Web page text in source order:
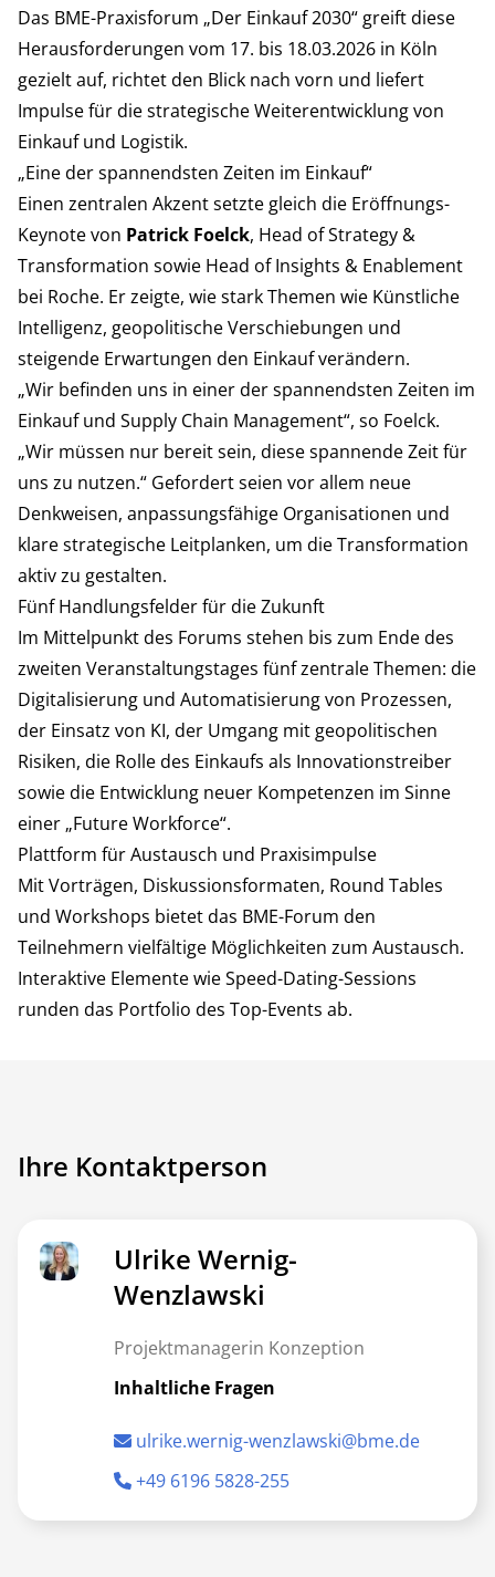
Das BME-Praxisforum „Der Einkauf 2030“ greift diese
Herausforderungen vom 17. bis 18.03.2026 in Köln
gezielt auf, richtet den Blick nach vorn und liefert
Impulse für die strategische Weiterentwicklung von
Einkauf und Logistik.
„Eine der spannendsten Zeiten im Einkauf“
Einen zentralen Akzent setzte gleich die Eröffnungs-
Keynote von Patrick Foelck, Head of Strategy &
Transformation sowie Head of Insights & Enablement
bei Roche. Er zeigte, wie stark Themen wie Künstliche
Intelligenz, geopolitische Verschiebungen und
steigende Erwartungen den Einkauf verändern.
„Wir befinden uns in einer der spannendsten Zeiten im
Einkauf und Supply Chain Management“, so Foelck.
„Wir müssen nur bereit sein, diese spannende Zeit für
uns zu nutzen.“ Gefordert seien vor allem neue
Denkweisen, anpassungsfähige Organisationen und
klare strategische Leitplanken, um die Transformation
aktiv zu gestalten.
Fünf Handlungsfelder für die Zukunft
Im Mittelpunkt des Forums stehen bis zum Ende des
zweiten Veranstaltungstages fünf zentrale Themen: die
Digitalisierung und Automatisierung von Prozessen,
der Einsatz von KI, der Umgang mit geopolitischen
Risiken, die Rolle des Einkaufs als Innovationstreiber
sowie die Entwicklung neuer Kompetenzen im Sinne
einer „Future Workforce“.
Plattform für Austausch und Praxisimpulse
Mit Vorträgen, Diskussionsformaten, Round Tables
und Workshops bietet das BME-Forum den
Teilnehmern vielfältige Möglichkeiten zum Austausch.
Interaktive Elemente wie Speed-Dating-Sessions
runden das Portfolio des Top-Events ab.
Ihre Kontaktperson
Ulrike Wernig-
Wenzlawski
Projektmanagerin Konzeption
Inhaltliche Fragen
ulrike.wernig-wenzlawski@bme.de
+49 6196 5828-255